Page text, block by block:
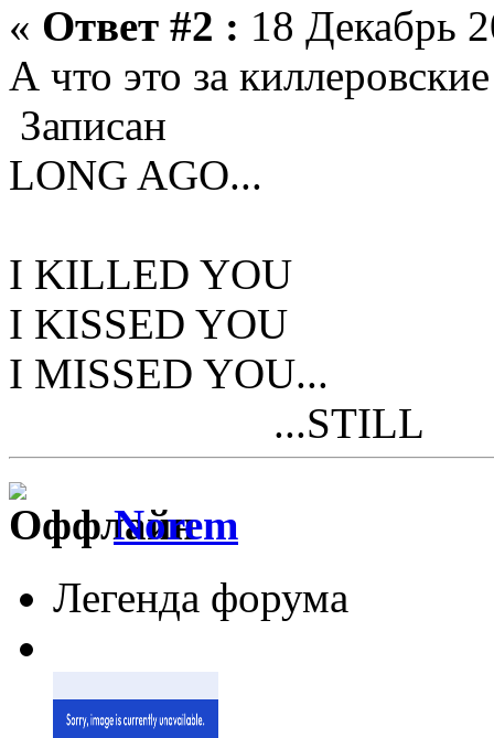
« Ответ #2 : 18 Декабрь
А что это за
Записан
LONG AGO...
I KILLED YOU
I KISSED YOU
I MISSED YOU...
...STILL
Norem
Легенда форума